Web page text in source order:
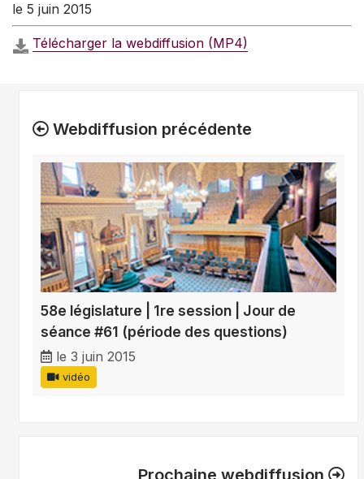
le 5 juin 2015
Télécharger la webdiffusion (MP4)
Webdiffusion précédente
58e législature | 1re session | Jour de
séance #61 (période des questions)
le 3 juin 2015
vidéo
Prochaine webdiffusion